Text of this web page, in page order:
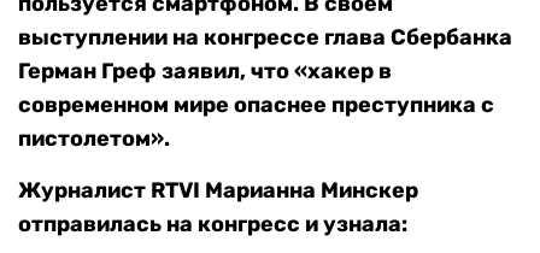
выступлении на конгрессе глава Сбербанка
Герман Греф заявил, что «хакер в
современном мире опаснее преступника с
пистолетом».
Журналист RTVI Марианна Минскер
отправилась на конгресс и узнала: